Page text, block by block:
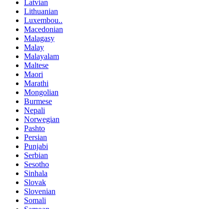
Latvian
Lithuanian
Luxembou..
Macedonian
Malagasy
Malay
Malayalam
Maltese
Maori
Marathi
Mongolian
Burmese
Nepali
Norwegian
Pashto
Persian
Punjabi
Serbian
Sesotho
Sinhala
Slovak
Slovenian
Somali